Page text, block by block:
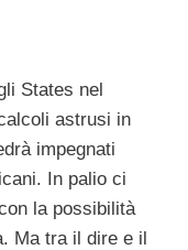
States nel
astrusi in
impegnati
In palio ci
la possibilità
Ma tra il dire e il